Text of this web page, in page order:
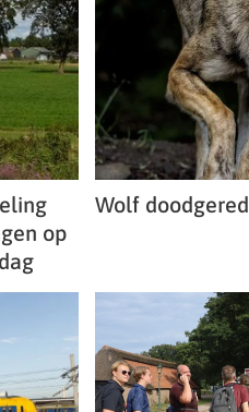
op
Wolf